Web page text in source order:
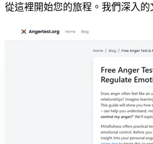
從這裡開始您的旅程。我們深入